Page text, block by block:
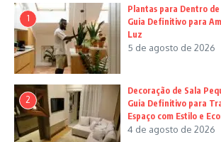
1
Plantas para Dentro de
Guia Definitivo para
Luz
5 de agosto de 2026
2
Decoração de Sala
Guia Definitivo para
Espaço com Estilo e
4 de agosto de 2026